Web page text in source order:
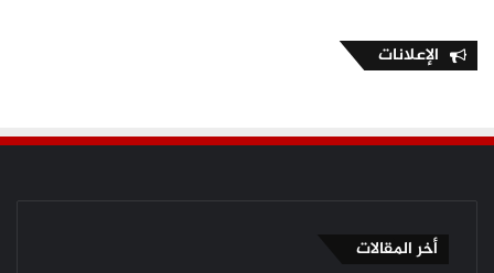
الإعلانات
أخر المقالات